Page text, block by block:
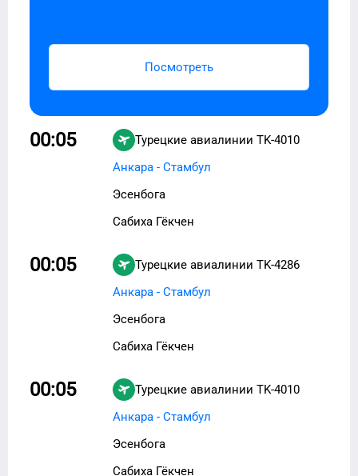
Посмотреть
00:05 Турецкие авиалинии TK-4010
Анкара - Стамбул
Эсенбога
Сабиха Гёкчен
00:05 Турецкие авиалинии TK-4286
Анкара - Стамбул
Эсенбога
Сабиха Гёкчен
00:05 Турецкие авиалинии TK-4010
Анкара - Стамбул
Эсенбога
Сабиха Гёкчен